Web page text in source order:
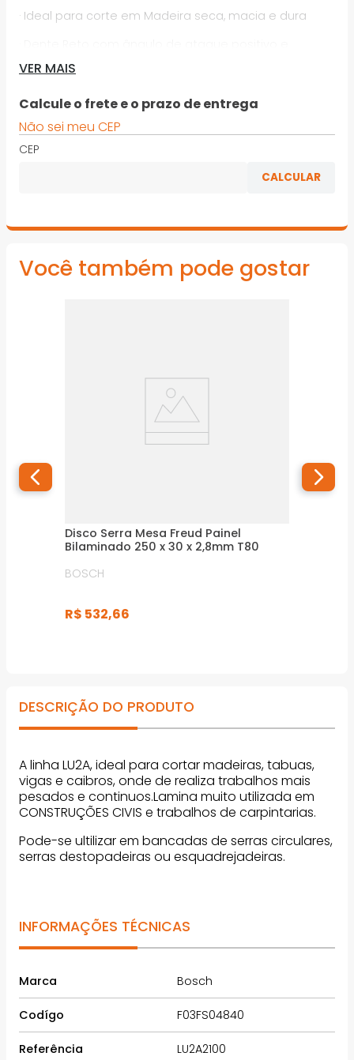
· Ideal para corte em Madeira seca, macia e dura
limitador de alimentação
serras meia esquadrias ou esquadrejadeiras
*Imagens meramente ilustrativas
VER MAIS
Calcule o frete e o prazo de entrega
Não sei meu CEP
CEP
Você também pode gostar
Disco Serra Mesa Freud Painel
Bilaminado 250 x 30 x 2,8mm T80
BOSCH
R$ 532,66
DESCRIÇÃO DO PRODUTO
A linha LU2A, ideal para cortar madeiras, tabuas,
vigas e caibros, onde de realiza trabalhos mais
pesados e continuos.Lamina muito utilizada em
CONSTRUÇÕES CIVIS e trabalhos de carpintarias.
Pode-se ultilizar em bancadas de serras circulares,
serras destopadeiras ou esquadrejadeiras.
INFORMAÇÕES TÉCNICAS
Marca Bosch
Codígo F03FS04840
Referência LU2A2100